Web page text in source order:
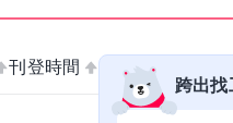
刊登時間
跨出找